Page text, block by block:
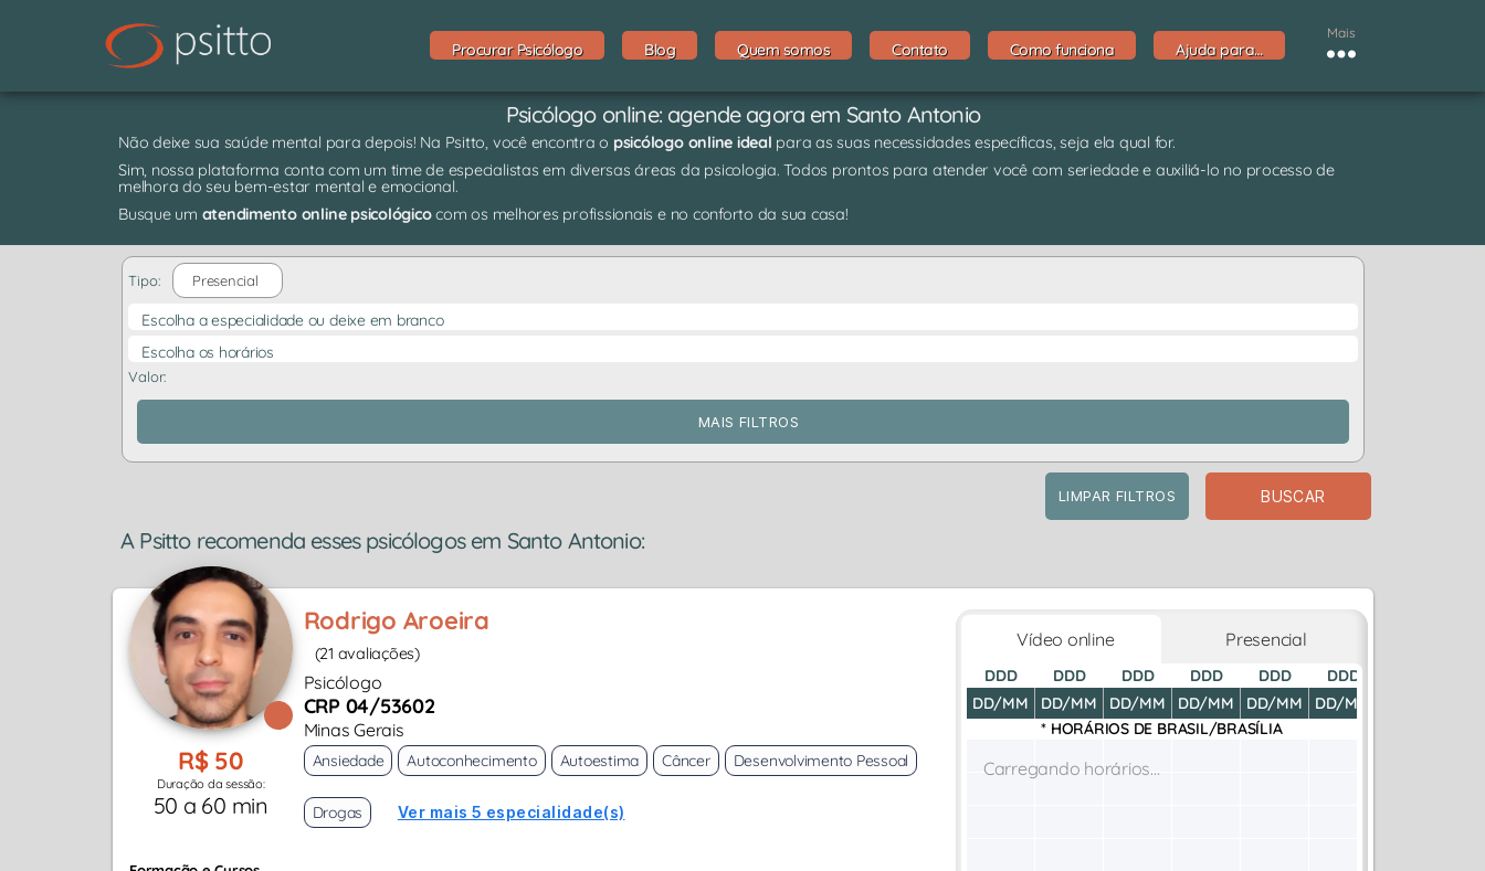
Procurar Psicólogo Blog Quem somos Contato Como funciona Ajuda para…
Mais
Psicólogo online: agende agora em Santo Antonio
Não deixe sua saúde mental para depois! Na Psitto, você encontra o psicólogo online ideal para as suas necessidades específicas, seja ela qual for.
Sim, nossa plataforma conta com um time de especialistas em diversas áreas da psicologia. Todos prontos para atender você com seriedade e auxiliá-lo no processo de
melhora do seu bem-estar mental e emocional.
Busque um atendimento online psicológicocom os melhores profissionais e no conforto da sua casa!
Tipo: Presencial
Escolha a especialidade ou deixe em branco
Escolha os horários
Valor:
MAIS FILTROS
LIMPAR FILTROS BUSCAR
A Psitto recomenda esses psicólogos em Santo Antonio:
Rodrigo Aroeira
(21 avaliações)
Psicólogo
CRP 04/53602
Minas Gerais
R$ 50
Duração da sessão:
50 a 60 min
Ansiedade Autoconhecimento Autoestima Câncer Desenvolvimento Pessoal
Drogas Ver mais 5 especialidade(s)
Vídeo online Presencial
DDD
DD/MM
DDD
DD/MM
DDD
DD/MM
DDD
DD/MM
DDD
DD/MM
DDD
DD/MM
* HORÁRIOS DE BRASIL/BRASÍLIA
Carregando horários...